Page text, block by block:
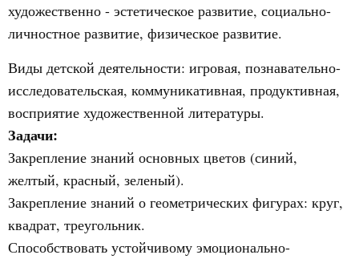
художественно - эстетическое развитие, социально-
личностное развитие, физическое развитие.
Виды детской деятельности: игровая, познавательно-
исследовательская, коммуникативная, продуктивная,
восприятие художественной литературы.
Задачи:
Закрепление знаний основных цветов (синий,
желтый, красный, зеленый).
Закрепление знаний о геометрических фигурах: круг,
квадрат, треугольник.
Способствовать устойчивому эмоционально-